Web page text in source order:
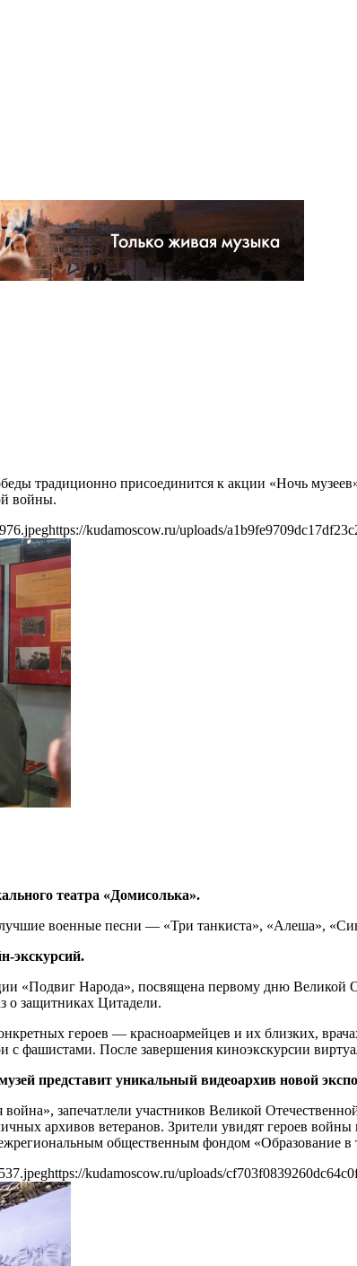
традиционно присоединится к акции «Ночь
войны.
https://kudamoscow.ru/uploads/
театра «Домисолька».
военные песни — «Три танкиста», «Алеша»,
экскурсий.
«Подвиг Народа», посвящена первому дню Великой
о защитниках Цитадели.
героев — красноармейцев и их близких,
фашистами. После завершения киноэкскурсии
представит уникальный видеоархив новой
запечатлели участников Великой
архивов ветеранов. Зрители увидят героев
общественным фондом «Образование в
https://kudamoscow.ru/uploads/